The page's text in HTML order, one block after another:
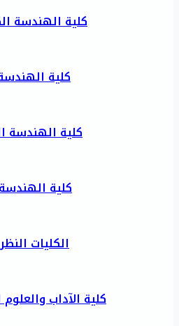
كلية الهندسة
كلية
كلية الهندسة
كلية الهندسة
الكليات
كلية الآداب والعلوم